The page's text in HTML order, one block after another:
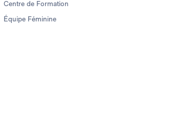
Centre de Formation
Équipe Féminine